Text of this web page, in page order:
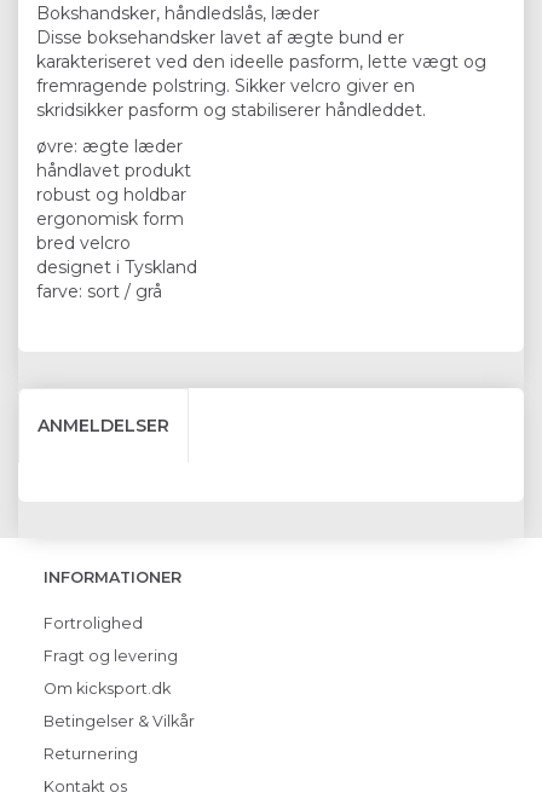
Bokshandsker, håndledslås, læder
Disse boksehandsker lavet af ægte bund er
karakteriseret ved den ideelle pasform, lette vægt og
fremragende polstring. Sikker velcro giver en
skridsikker pasform og stabiliserer håndleddet.
øvre: ægte læder
håndlavet produkt
robust og holdbar
ergonomisk form
bred velcro
designet i Tyskland
farve: sort / grå
ANMELDELSER
INFORMATIONER
Fortrolighed
Fragt og levering
Om kicksport.dk
Betingelser & Vilkår
Returnering
Kontakt os